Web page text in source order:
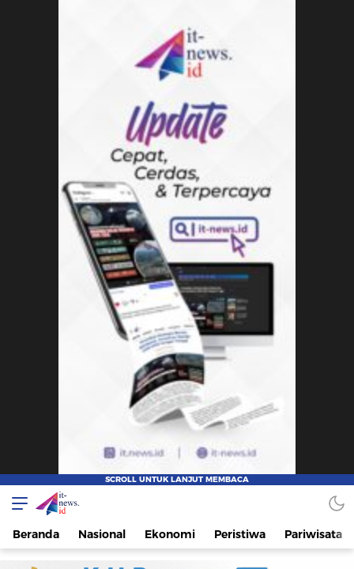
IT-NEWS
Update Cepat, Cerdas, dan Terpercaya
Beranda Nasional Ekonomi Peristiwa Pariwisata